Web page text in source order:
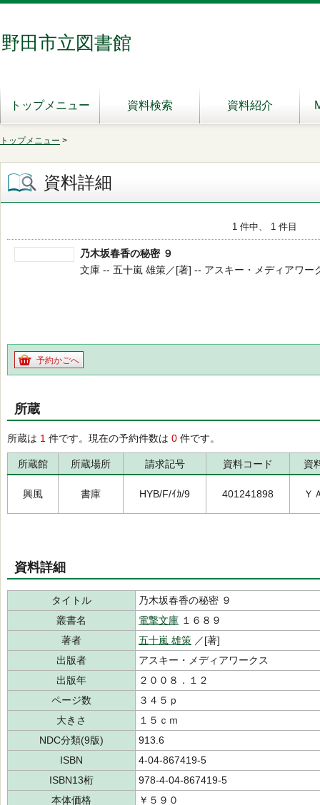
野田市立図書館
トップメニュー 資料検索 資料紹介
トップメニュー >
資料詳細
1 件中、 1 件目
乃木坂春香の秘密 ９
文庫 -- 五十嵐 雄策／[著] -- アスキー・メディアワ
予約かごへ
所蔵
所蔵は 1 件です。現在の予約件数は 0 件です。
所蔵館 所蔵場所 請求記号 資料コード 資
興風 書庫 HYB/F/ｲｶ/9 401241898 Ｙ
資料詳細
タイトル
乃木坂春香の秘密 ９
叢書名
電撃文庫 １６８９
著者
五十嵐 雄策 ／[著]
出版者
アスキー・メディアワークス
出版年
２００８．１２
ページ数
３４５ｐ
大きさ
１５ｃｍ
NDC分類(9版)
913.6
ISBN
4-04-867419-5
ISBN13桁
978-4-04-867419-5
本体価格
￥５９０